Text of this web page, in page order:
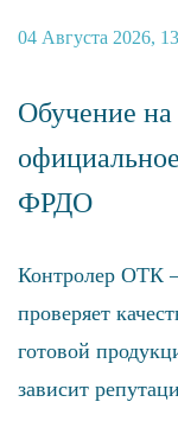
04 Августа 2026,
Обучение
ФРДО
Контролер ОТК
проверяет
готовой
зависит